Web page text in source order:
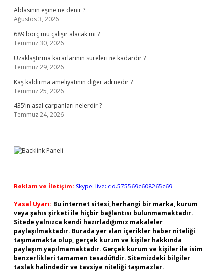
Ablasının eşine ne denir ?
Ağustos 3, 2026
689 borç mu çalişir alacak mı ?
Temmuz 30, 2026
Uzaklaştırma kararlarının süreleri ne kadardır ?
Temmuz 29, 2026
Kaş kaldırma ameliyatının diğer adı nedir ?
Temmuz 25, 2026
435’in asal çarpanları nelerdir ?
Temmuz 24, 2026
Reklam ve İletişim: Skype: live:.cid.575569c608265c69
Yasal Uyarı: Bu internet sitesi, herhangi bir marka, kurum
veya şahıs şirketi ile hiçbir bağlantısı bulunmamaktadır.
Sitede yalnızca kendi hazırladığımız makaleler
paylaşılmaktadır. Burada yer alan içerikler haber niteliği
taşımamakta olup, gerçek kurum ve kişiler hakkında
paylaşım yapılmamaktadır. Gerçek kurum ve kişiler ile isim
benzerlikleri tamamen tesadüfidir. Sitemizdeki bilgiler
taslak halindedir ve tavsiye niteliği taşımazlar.